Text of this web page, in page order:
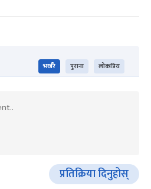
भर्खरै पुराना लोकप्रिय
प्रतिक्रिया दिनुहोस्